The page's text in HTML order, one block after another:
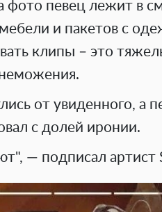
фото певец лежит в
и пакетов с
клипы – это
от увиденного, а
с долей иронии.
— подписал артист